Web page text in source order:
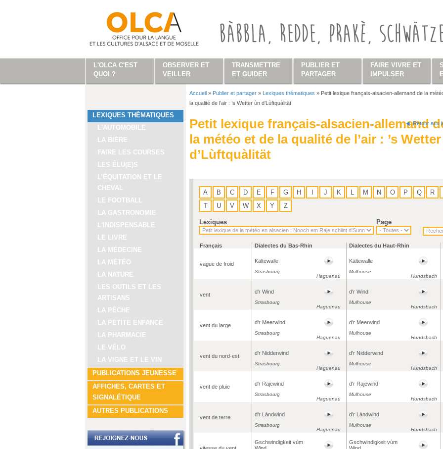
LEXIQUES THÉMATIQUES
L'AUTOMOBILE
LA BIÈRE
FAIRE LES COURSES
LES ÉLU(E)S
L’ÉQUITATION ET LE
CHEVAL
LE FOOTBALL
LA GASTRONOMIE
L'INDISPENSABLE
LE LIVRE
LA MÉDECINE
LA MÉTÉO
LA NATURE
LES OUTILS ET LES
ARTISANS
LA PÊCHE
LA PETITE ENFANCE
LA PHARMACIE
LE VÉLO
LA VIGNE ET LE VIN
PUBLICATIONS JEUNESSE
AFFICHES, CARTES ET
SIGNALÉTIQUE
AUTRES PUBLICATIONS
Vous êtes ici
Accueil » Publier et partager » Lexiques thématiques » Petit lexique français-alsacien-allemand de la
la qualité de l’air : ’s Wetter ùn d’Lùftquàlität
Retour aux
Petit lexique français-alsacien-allemand
la météo et de la qualité de l’air : ’s
d’Lùftquàlität
A B C D E F G H J K M N O P Q R
T
U V W X Y Z
Lexiques Page
Français Dialectes du Bas-Rhin Dialectes du Haut-Rhin
vague de froid Kältewalle
Strasbourg
Haguenau
Kältewalle
Mulhouse
Hundsbach
vent d'r Wind
Strasbourg
Haguenau
d'r Wind
Mulhouse
Hundsbach
vent du large d'r Meerwind
Strasbourg
Haguenau
d'r Meerwind
Mulhouse
Hundsbach
vent du nord-est d'r Nidderwind
Strasbourg
Haguenau
d'r Nidderwind
Mulhouse
Hundsbach
vent de pluie d'r Rajewind
Strasbourg
Haguenau
d'r Rajewind
Mulhouse
Hundsbach
vent de terre d'r Làndwind
Strasbourg
Haguenau
d'r Làndwind
Mulhouse
Hundsbach
Gschwindigkeit vùm
Gschwindigkeit vùm
L'OLCA C'EST
QUOI ?
OBSERVER ET
VEILLER
TRANSMETTRE
ET GUIDER
PUBLIER ET
PARTAGER
FAIRE VIVRE ET
IMPULSER